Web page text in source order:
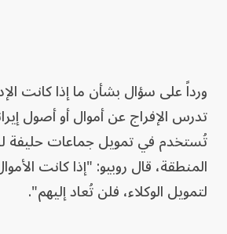
ورداً على سؤال بشأن ما إذا كانت
تدرس الإفراج عن أموال أو أصول
تُستخدم في تمويل جماعات حليفة
المنطقة، قال روبيو: "إذا كانت
لتمويل الوكلاء، فلن تُعاد إليهم".